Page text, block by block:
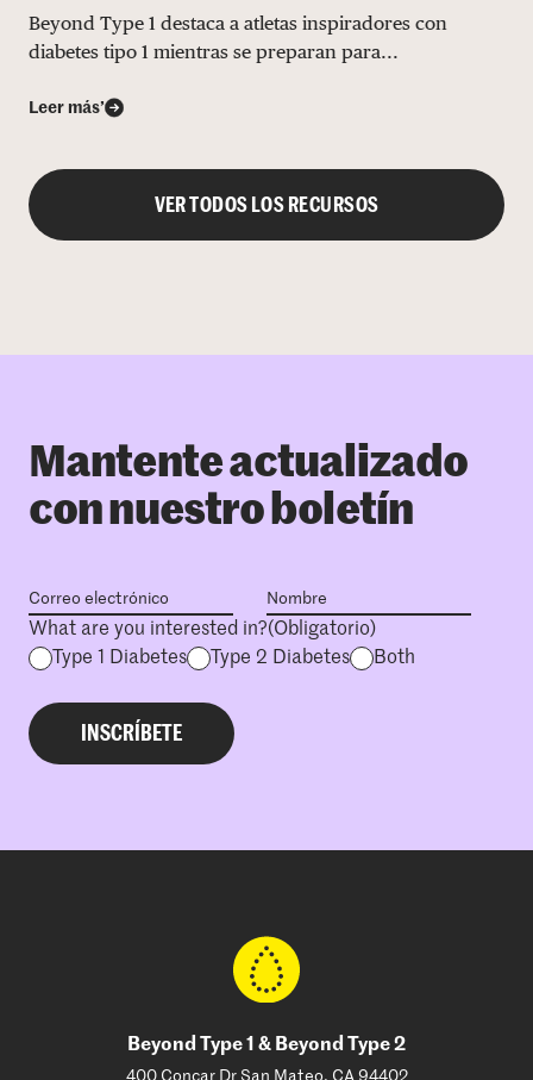
Beyond Type 1 destaca a atletas inspiradores con
diabetes tipo 1 mientras se preparan para...
Leer más’
VER TODOS LOS RECURSOS
Mantente actualizado
con nuestro boletín
What are you interested in?(Obligatorio)
Type 1 Diabetes
Type 2 Diabetes Both
Beyond Type 1 & Beyond Type 2
400 Concar Dr San Mateo, CA 94402